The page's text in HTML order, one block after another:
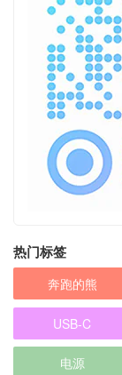
热门标签
奔跑的熊
USB-C
电源